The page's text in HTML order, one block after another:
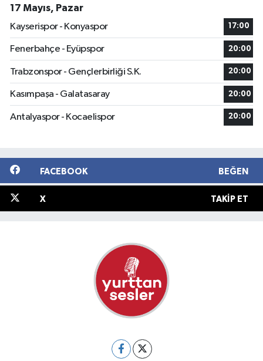
17 Mayıs, Pazar
Kayserispor - Konyaspor
17:00
Fenerbahçe - Eyüpspor 20:00
Trabzonspor - Gençlerbirliği S.K. 20:00
Kasımpaşa - Galatasaray 20:00
Antalyaspor - Kocaelispor 20:00
FACEBOOK BEĞEN
X TAKIP ET